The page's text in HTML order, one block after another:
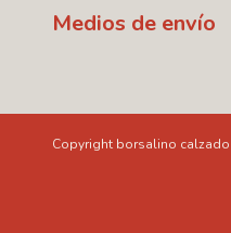
Medios de envío
Copyright borsalino